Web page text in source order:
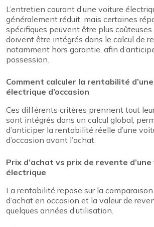
L’entretien courant d’une voiture
généralement réduit, mais certaines
spécifiques peuvent être plus
doivent être intégrés dans le calcul de
notamment hors garantie, afin
possession.
Comment calculer la rentabilité
électrique d’occasion
Ces différents critères prennent tout
sont intégrés dans un calcul global,
d’anticiper la rentabilité réelle d’une
d’occasion avant l’achat.
Prix d’achat vs prix de revente
électrique
La rentabilité repose sur la
d’achat en occasion et la valeur de
quelques années d’utilisation.